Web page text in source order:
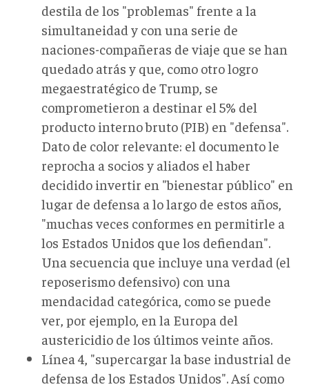
destila de los "problemas" frente a la
simultaneidad y con una serie de
naciones-compañeras de viaje que se han
quedado atrás y que, como otro logro
megaestratégico de Trump, se
comprometieron a destinar el 5% del
producto interno bruto (PIB) en "defensa".
Dato de color relevante: el documento le
reprocha a socios y aliados el haber
decidido invertir en "bienestar público" en
lugar de defensa a lo largo de estos años,
"muchas veces conformes en permitirle a
los Estados Unidos que los defiendan".
Una secuencia que incluye una verdad (el
reposerismo defensivo) con una
mendacidad categórica, como se puede
ver, por ejemplo, en la Europa del
austericidio de los últimos veinte años.
Línea 4, "supercargar la base industrial de
defensa de los Estados Unidos". Así como